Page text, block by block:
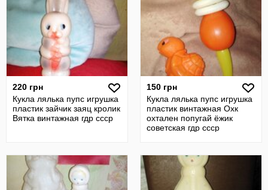
220 грн
Кукла лялька пупс игрушка
пластик зайчик заяц кролик
Вятка винтажная гдр ссср
150 грн
Кукла лялька пупс игрушка
пластик винтажная Охк
охтален попугай ёжик
советская гдр ссср